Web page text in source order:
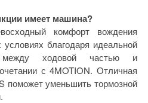
имеет машина?
комфорт вождения
благодаря идеальной
между ходовой частью и
с 4MOTION. Отличная
поможет уменьшить тормозной